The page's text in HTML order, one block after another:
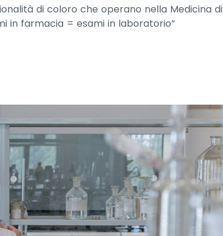
di coloro che operano nella Medicina di
in farmacia = esami in laboratorio”